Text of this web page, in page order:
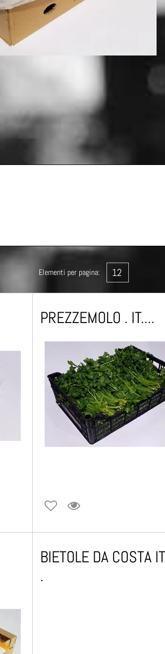
Elementi per pagina:
PREZZEMOLO . IT....
BIETOLE DA COSTA
.